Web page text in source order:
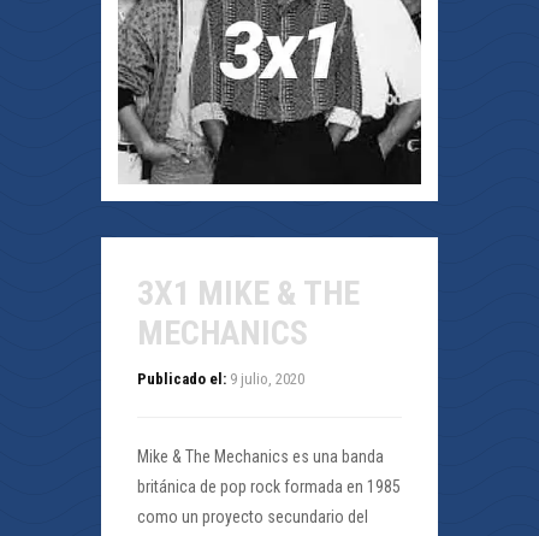
3X1 MIKE & THE
MECHANICS
Publicado el: 9 julio, 2020
Mike & The Mechanics es una banda
británica de pop rock formada en 1985
como un proyecto secundario del